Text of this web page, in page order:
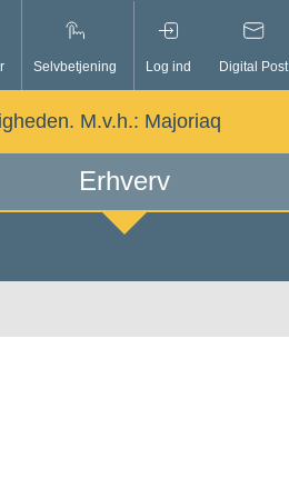
Selvbetjening Log ind Digital Post
M.v.h.: Majoriaq
Erhverv